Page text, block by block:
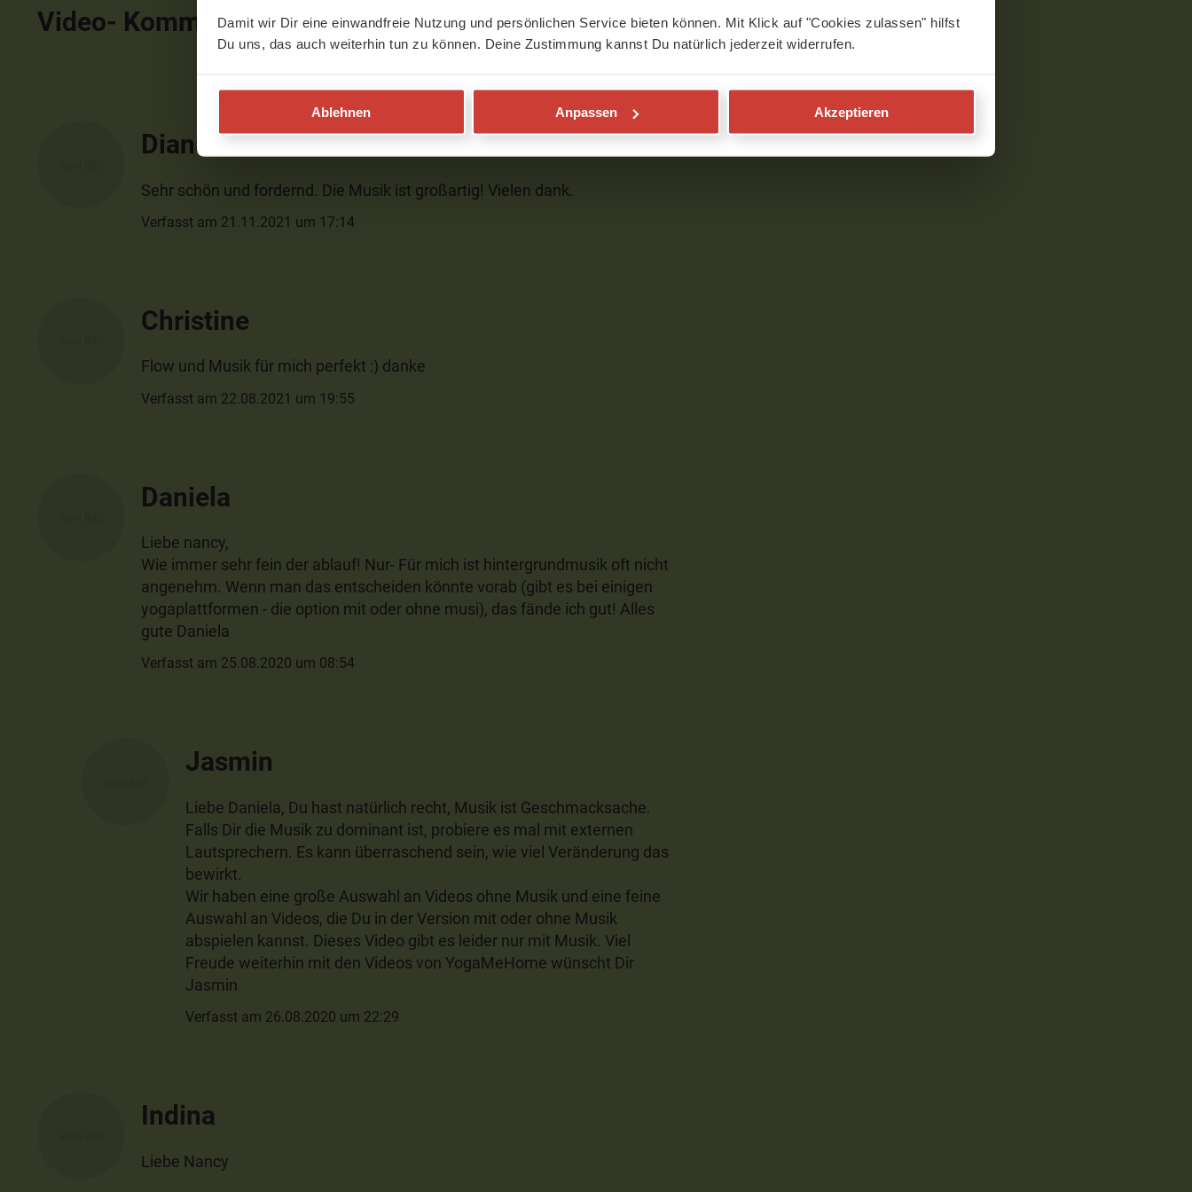
Damit wir Dir eine einwandfreie Nutzung und persönlichen Service bieten können. Mit Klick auf "Cookies zulassen" hilfst
Du uns, das auch weiterhin tun zu können. Deine Zustimmung kannst Du natürlich jederzeit widerrufen.
Ablehnen Anpassen Akzeptieren
Video- Kommentareausblenden
Diana
Sehr schön und fordernd. Die Musik ist großartig! Vielen dank.
Verfasst am 21.11.2021 um 17:14
Christine
Flow und Musik für mich perfekt :) danke
Verfasst am 22.08.2021 um 19:55
Daniela
Liebe nancy,
Wie immer sehr fein der ablauf! Nur- Für mich ist hintergrundmusik oft nicht
angenehm. Wenn man das entscheiden könnte vorab (gibt es bei einigen
yogaplattformen - die option mit oder ohne musi), das fände ich gut! Alles
gute Daniela
Verfasst am 25.08.2020 um 08:54
Jasmin
Liebe Daniela, Du hast natürlich recht, Musik ist Geschmacksache.
Falls Dir die Musik zu dominant ist, probiere es mal mit externen
Lautsprechern. Es kann überraschend sein, wie viel Veränderung das
bewirkt.
Wir haben eine große Auswahl an Videos ohne Musik und eine feine
Auswahl an Videos, die Du in der Version mit oder ohne Musik
abspielen kannst. Dieses Video gibt es leider nur mit Musik. Viel
Freude weiterhin mit den Videos von YogaMeHome wünscht Dir
Jasmin
Verfasst am 26.08.2020 um 22:29
Indina
Liebe Nancy